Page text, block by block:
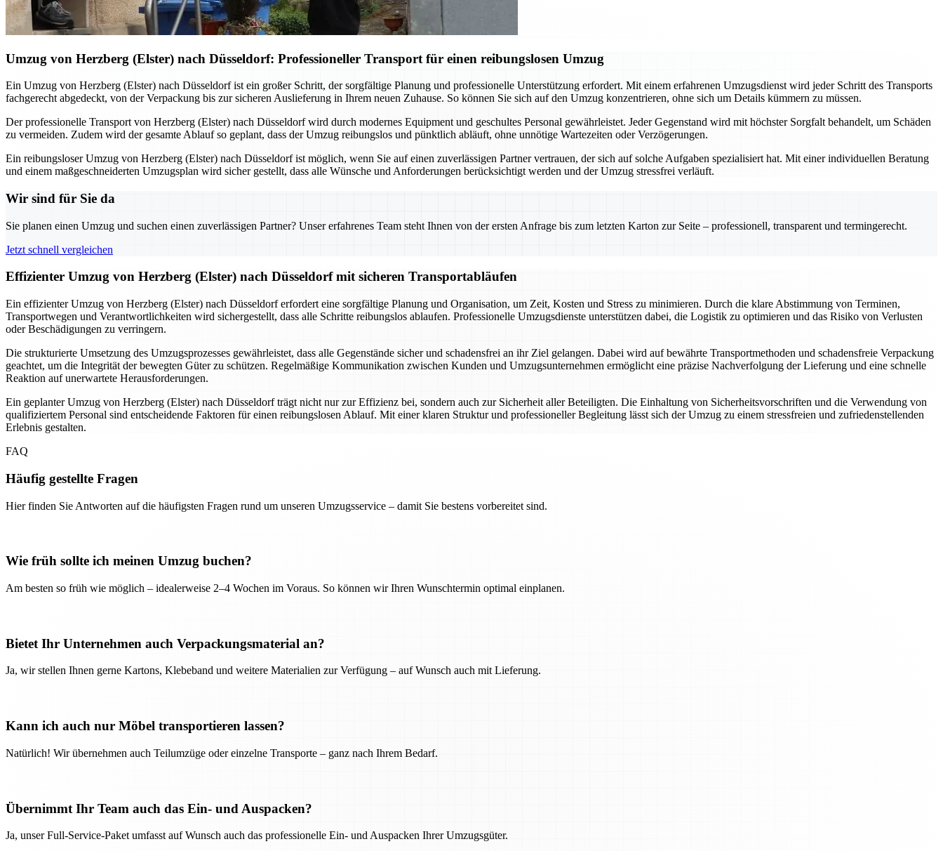
Umzug von Herzberg (Elster) nach Düsseldorf: Professioneller Transport für einen reibungslosen Umzug
Ein Umzug von Herzberg (Elster) nach Düsseldorf ist ein großer Schritt, der sorgfältige Planung und professionelle Unterstützung erfordert. Mit einem erfahrenen Umzugsdienst wird jeder Schritt des Transports
fachgerecht abgedeckt, von der Verpackung bis zur sicheren Auslieferung in Ihrem neuen Zuhause. So können Sie sich auf den Umzug konzentrieren, ohne sich um Details kümmern zu müssen.
Der professionelle Transport von Herzberg (Elster) nach Düsseldorf wird durch modernes Equipment und geschultes Personal gewährleistet. Jeder Gegenstand wird mit höchster Sorgfalt behandelt, um Schäden
zu vermeiden. Zudem wird der gesamte Ablauf so geplant, dass der Umzug reibungslos und pünktlich abläuft, ohne unnötige Wartezeiten oder Verzögerungen.
Ein reibungsloser Umzug von Herzberg (Elster) nach Düsseldorf ist möglich, wenn Sie auf einen zuverlässigen Partner vertrauen, der sich auf solche Aufgaben spezialisiert hat. Mit einer individuellen Beratung
und einem maßgeschneiderten Umzugsplan wird sicher gestellt, dass alle Wünsche und Anforderungen berücksichtigt werden und der Umzug stressfrei verläuft.
Wir sind für Sie da
Sie planen einen Umzug und suchen einen zuverlässigen Partner? Unser erfahrenes Team steht Ihnen von der ersten Anfrage bis zum letzten Karton zur Seite – professionell, transparent und termingerecht.
Jetzt schnell vergleichen
Effizienter Umzug von Herzberg (Elster) nach Düsseldorf mit sicheren Transportabläufen
Ein effizienter Umzug von Herzberg (Elster) nach Düsseldorf erfordert eine sorgfältige Planung und Organisation, um Zeit, Kosten und Stress zu minimieren. Durch die klare Abstimmung von Terminen,
Transportwegen und Verantwortlichkeiten wird sichergestellt, dass alle Schritte reibungslos ablaufen. Professionelle Umzugsdienste unterstützen dabei, die Logistik zu optimieren und das Risiko von Verlusten
oder Beschädigungen zu verringern.
Die strukturierte Umsetzung des Umzugsprozesses gewährleistet, dass alle Gegenstände sicher und schadensfrei an ihr Ziel gelangen. Dabei wird auf bewährte Transportmethoden und schadensfreie Verpackung
geachtet, um die Integrität der bewegten Güter zu schützen. Regelmäßige Kommunikation zwischen Kunden und Umzugsunternehmen ermöglicht eine präzise Nachverfolgung der Lieferung und eine schnelle
Reaktion auf unerwartete Herausforderungen.
Ein geplanter Umzug von Herzberg (Elster) nach Düsseldorf trägt nicht nur zur Effizienz bei, sondern auch zur Sicherheit aller Beteiligten. Die Einhaltung von Sicherheitsvorschriften und die Verwendung von
qualifiziertem Personal sind entscheidende Faktoren für einen reibungslosen Ablauf. Mit einer klaren Struktur und professioneller Begleitung lässt sich der Umzug zu einem stressfreien und zufriedenstellenden
Erlebnis gestalten.
FAQ
Häufig gestellte Fragen
Hier finden Sie Antworten auf die häufigsten Fragen rund um unseren Umzugsservice – damit Sie bestens vorbereitet sind.
Wie früh sollte ich meinen Umzug buchen?
Am besten so früh wie möglich – idealerweise 2–4 Wochen im Voraus. So können wir Ihren Wunschtermin optimal einplanen.
Bietet Ihr Unternehmen auch Verpackungsmaterial an?
Ja, wir stellen Ihnen gerne Kartons, Klebeband und weitere Materialien zur Verfügung – auf Wunsch auch mit Lieferung.
Kann ich auch nur Möbel transportieren lassen?
Natürlich! Wir übernehmen auch Teilumzüge oder einzelne Transporte – ganz nach Ihrem Bedarf.
Übernimmt Ihr Team auch das Ein- und Auspacken?
Ja, unser Full-Service-Paket umfasst auf Wunsch auch das professionelle Ein- und Auspacken Ihrer Umzugsgüter.